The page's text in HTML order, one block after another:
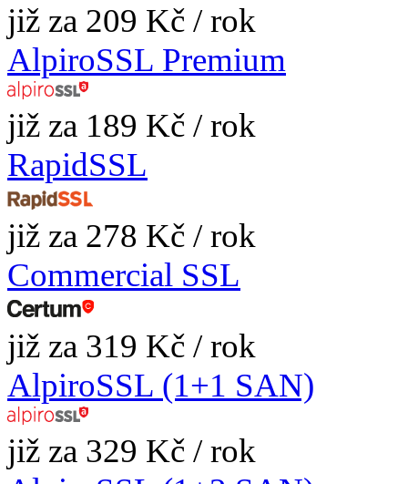
již za 209 Kč / rok
AlpiroSSL Premium
již za 189 Kč / rok
RapidSSL
již za 278 Kč / rok
Commercial SSL
již za 319 Kč / rok
AlpiroSSL (1+1 SAN)
již za 329 Kč / rok